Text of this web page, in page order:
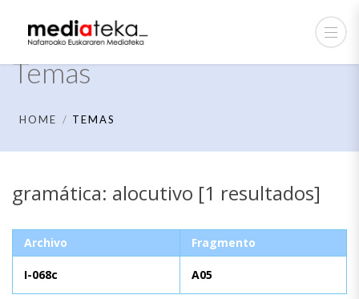
Temas
HOME TEMAS
gramática: alocutivo [1 resultados]
Archivo Fragmento
I-068c A05